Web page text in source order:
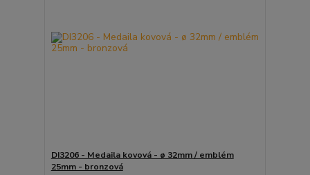
DI3206 - Medaila kovová - ø 32mm / emblém
25mm - bronzová